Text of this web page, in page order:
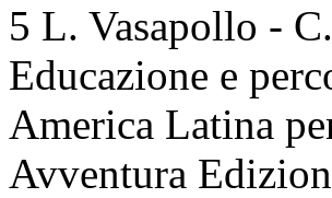
5 L. Vasapollo -
Educazione e
America Latina
Avventura